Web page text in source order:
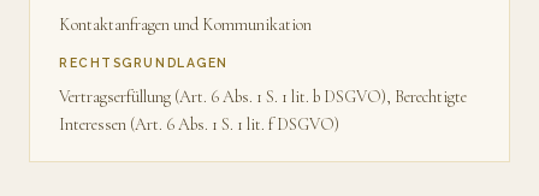
Kontaktanfragen und Kommunikation
RECHTSGRUNDLAGEN
Vertragserfüllung (Art. 6 Abs. 1 S. 1 lit. b DSGVO), Berechtigte
Interessen (Art. 6 Abs. 1 S. 1 lit. f DSGVO)